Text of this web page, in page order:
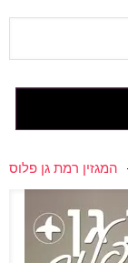
המגזין רמת גן פלוס